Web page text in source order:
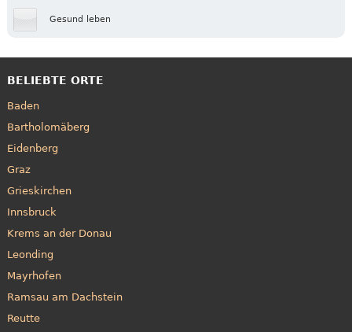
Gesund leben
BELIEBTE ORTE
Baden
Bartholomäberg
Eidenberg
Graz
Grieskirchen
Innsbruck
Krems an der Donau
Leonding
Mayrhofen
Ramsau am Dachstein
Reutte